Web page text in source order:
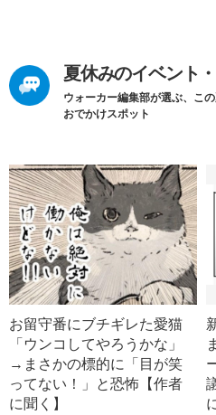
夏休みのイベント
ウォーカー編集部が選ぶ、こ
おでかけスポット
お留守番にブチギレた愛猫
「ウンコしてやろうかな」
→まさかの標的に「目が笑
ってない！」と恐怖【作者
に聞く】